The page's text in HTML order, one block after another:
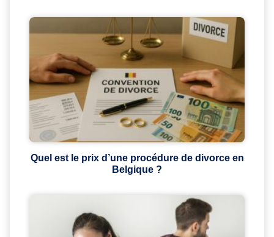
Quel est le prix d’une procédure de divorce en
Belgique ?